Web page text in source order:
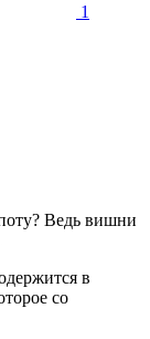
1
Ведь вишни
в
со